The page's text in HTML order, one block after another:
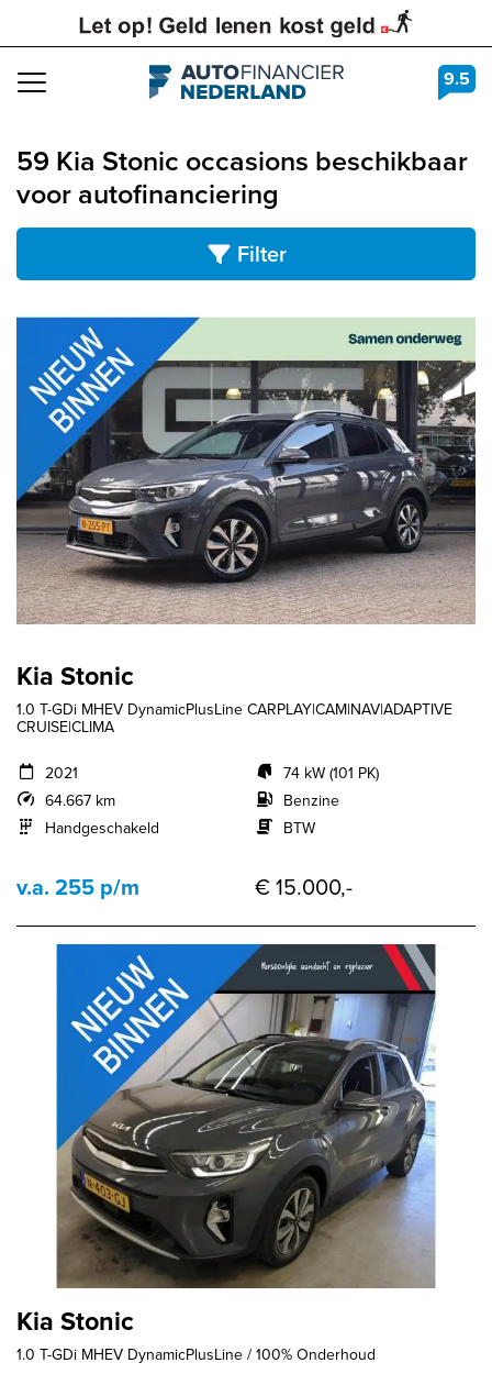
Navigation 9.5
59 Kia Stonic occasions beschikbaar
voor autofinanciering
Filter
Kia Stonic
1.0 T-GDi MHEV DynamicPlusLine CARPLAY|CAM|NAV|ADAPTIVE
CRUISE|CLIMA
2021
64.667 km
Handgeschakeld
74 kW (101 PK)
Benzine
BTW
v.a. 255 p/m € 15.000,-
Kia Stonic
1.0 T-GDi MHEV DynamicPlusLine / 100% Onderhoud